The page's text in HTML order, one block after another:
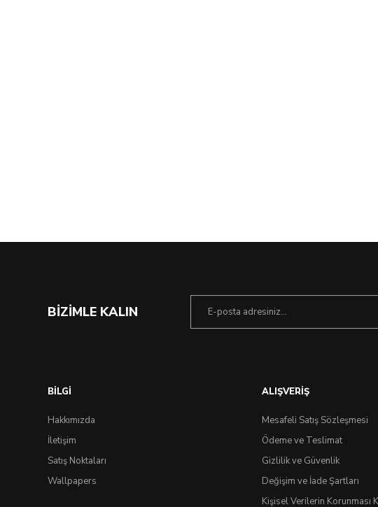
BİZİMLE KALIN
BİLGİ
Hakkımızda
İletişim
Satış Noktaları
Wallpapers
ALIŞVERİŞ
Mesafeli Satış Sözleşmesi
Ödeme ve Teslimat
Gizlilik ve Güvenlik
Değişim ve İade Şartları
Kişisel Verilerin Korunması